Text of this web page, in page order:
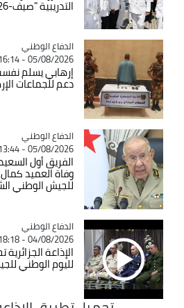
التدريبية "صيف-2026"
Catégorie
الدفاع الوطني
05/08/2026 - 16:14
دعم للجماعات
Catégorie
الدفاع الوطني
05/08/2026 - 13:44
الفريق أول
وفاة العميد كمال
للجيش الوطني
Catégorie
الدفاع الوطني
04/08/2026 - 18:18
الإذاعة
لليوم الوطني